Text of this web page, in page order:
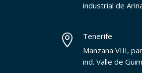
industrial de

Tenerife
Manzana VIII,
ind. Valle de